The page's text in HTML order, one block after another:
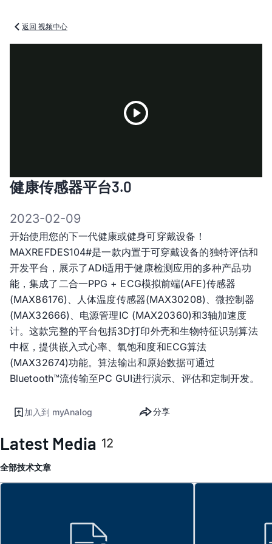
返回 视频中心
健康传感器平台3.0
2023-02-09
开始使用您的下一代健康或健身可穿戴设备！
MAXREFDES104#是一款内置于可穿戴设备的独特评估和
开发平台，展示了ADI适用于健康检测应用的多种产品功
能，集成了二合一PPG + ECG模拟前端(AFE)传感器
(MAX86176)、人体温度传感器(MAX30208)、微控制器
(MAX32666)、电源管理IC (MAX20360)和3轴加速度
计。这款完整的平台包括3D打印外壳和生物特征识别算法
中枢，提供嵌入式心率、氧饱和度和ECG算法
(MAX32674)功能。算法输出和原始数据可通过
Bluetooth™流传输至PC GUI进行演示、评估和定制开发。
加入到 myAnalog 分享
Latest Media 12
全部技术文章